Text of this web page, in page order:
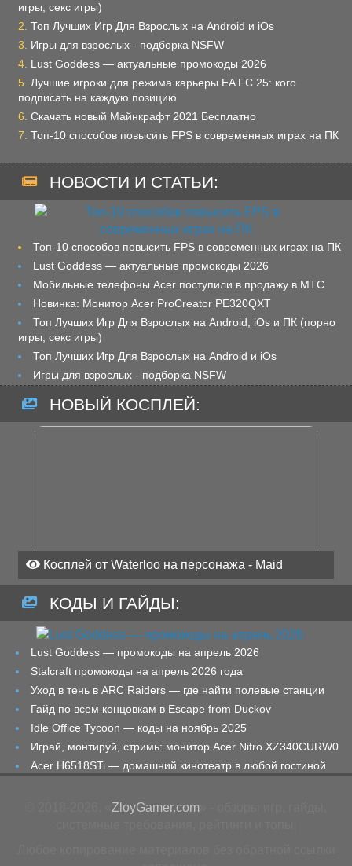
игры, секс игры)
Топ Лучших Игр Для Взрослых на Android и iOs
Игры для взрослых - подборка NSFW
Lust Goddess — актуальные промокоды 2026
Лучшие игроки для режима карьеры EA FC 25: кого
подписать на каждую позицию
Скачать новый Майнкрафт 2021 Бесплатно
Топ-10 способов повысить FPS в современных играх на ПК
НОВОСТИ И СТАТЬИ:
Топ-10 способов повысить FPS в современных играх на ПК
Lust Goddess — актуальные промокоды 2026
Мобильные телефоны Acer поступили в продажу в МТС
Новинка: Монитор Acer ProCreator PE320QXT
Топ Лучших Игр Для Взрослых на Android, iOs и ПК (порно
игры, секс игры)
Топ Лучших Игр Для Взрослых на Android и iOs
Игры для взрослых - подборка NSFW
НОВЫЙ КОСПЛЕЙ:
Косплей от Waterloo на персонажа - Maid
КОДЫ И ГАЙДЫ:
Lust Goddess — промокоды на апрель 2026
Stalcraft промокоды на апрель 2026 года
Уход в тень в ARC Raiders — где найти полевые станции
Гайд по всем концовкам в Escape from Duckov
Idle Office Tycoon — коды на ноябрь 2025
Играй, монтируй, стримь: монитор Acer Nitro XZ340CURW0
Acer H6518STi — домашний кинотеатр в любой гостиной
ZloyGamer.com